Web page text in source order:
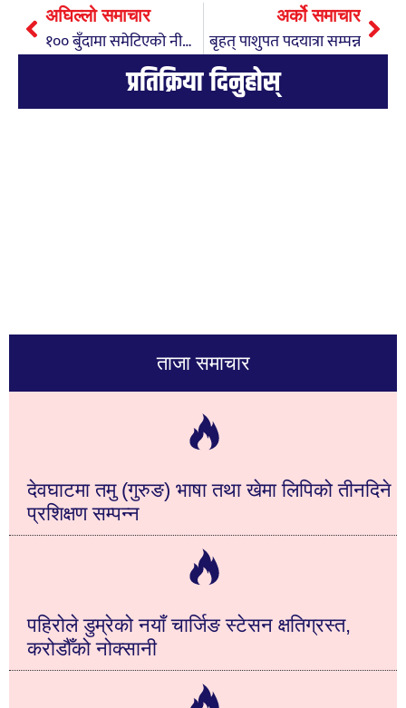
अघिल्लो समाचार
१०० बुँदामा समेटिएको नीति तथा कार्यक्रममा कस्ता छन् सरकारका प्राथमिकता ?
अर्को समाचार
बृहत् पाशुपत पदयात्रा सम्पन्न
प्रतिक्रिया दिनुहोस्
ताजा समाचार
देवघाटमा तमु (गुरुङ) भाषा तथा खेमा लिपिको तीनदिने
प्रशिक्षण सम्पन्न
पहिरोले डुम्रेको नयाँ चार्जिङ स्टेसन क्षतिग्रस्त,
करोडौँको नोक्सानी